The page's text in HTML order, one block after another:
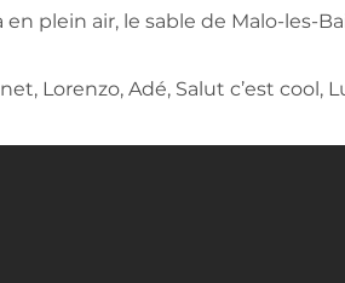
plein air, le sable de Malo-les-
Lorenzo, Adé, Salut c’est cool,